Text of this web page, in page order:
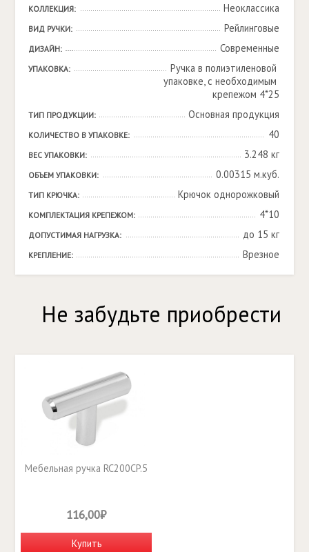
КОЛЛЕКЦИЯ: Неоклассика
ВИД РУЧКИ: Рейлинговые
ДИЗАЙН: Современные
УПАКОВКА:
Ручка в полиэтиленовой
упаковке, с необходимым
крепежом 4*25
ТИП ПРОДУКЦИИ: Основная продукция
КОЛИЧЕСТВО В УПАКОВКЕ: 40
ВЕС УПАКОВКИ: 3.248 кг
ОБЪЕМ УПАКОВКИ: 0.00315 м.куб.
ТИП КРЮЧКА: Крючок однорожковый
КОМПЛЕКТАЦИЯ КРЕПЕЖОМ: 4*10
ДОПУСТИМАЯ НАГРУЗКА: до 15 кг
КРЕПЛЕНИЕ: Врезное
Не забудьте приобрести
Мебельная ручка RC200CP.5
116,00₽
Купить